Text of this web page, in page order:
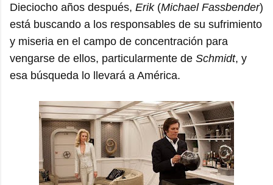
Dieciocho años después, Erik (Michael Fassbender)
está buscando a los responsables de su sufrimiento
y miseria en el campo de concentración para
vengarse de ellos, particularmente de Schmidt, y
esa búsqueda lo llevará a América.